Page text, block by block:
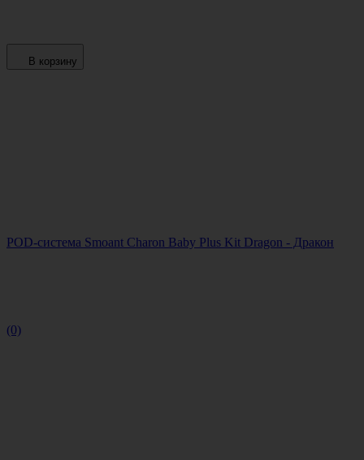
В корзину
POD-система Smoant Charon Baby Plus Kit Dragon - Дракон
(0)